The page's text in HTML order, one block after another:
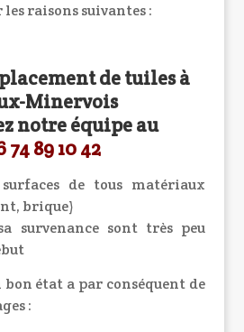
raisons suivantes :
de tuiles à
Minervois
notre équipe au
74 89 10 42
de tous matériaux
brique)
survenance sont très peu
état a par conséquent de
: